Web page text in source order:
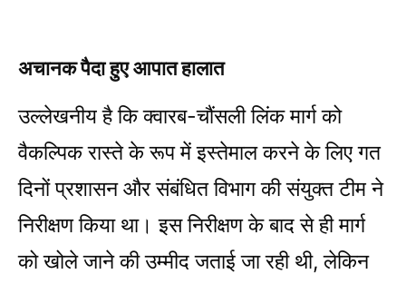
अचानक पैदा हुए आपात हालात
उल्लेखनीय है कि क्वारब-चौंसली लिंक मार्ग को
वैकल्पिक रास्ते के रूप में इस्तेमाल करने के लिए गत
दिनों प्रशासन और संबंधित विभाग की संयुक्त टीम ने
निरीक्षण किया था। इस निरीक्षण के बाद से ही मार्ग
को खोले जाने की उम्मीद जताई जा रही थी, लेकिन